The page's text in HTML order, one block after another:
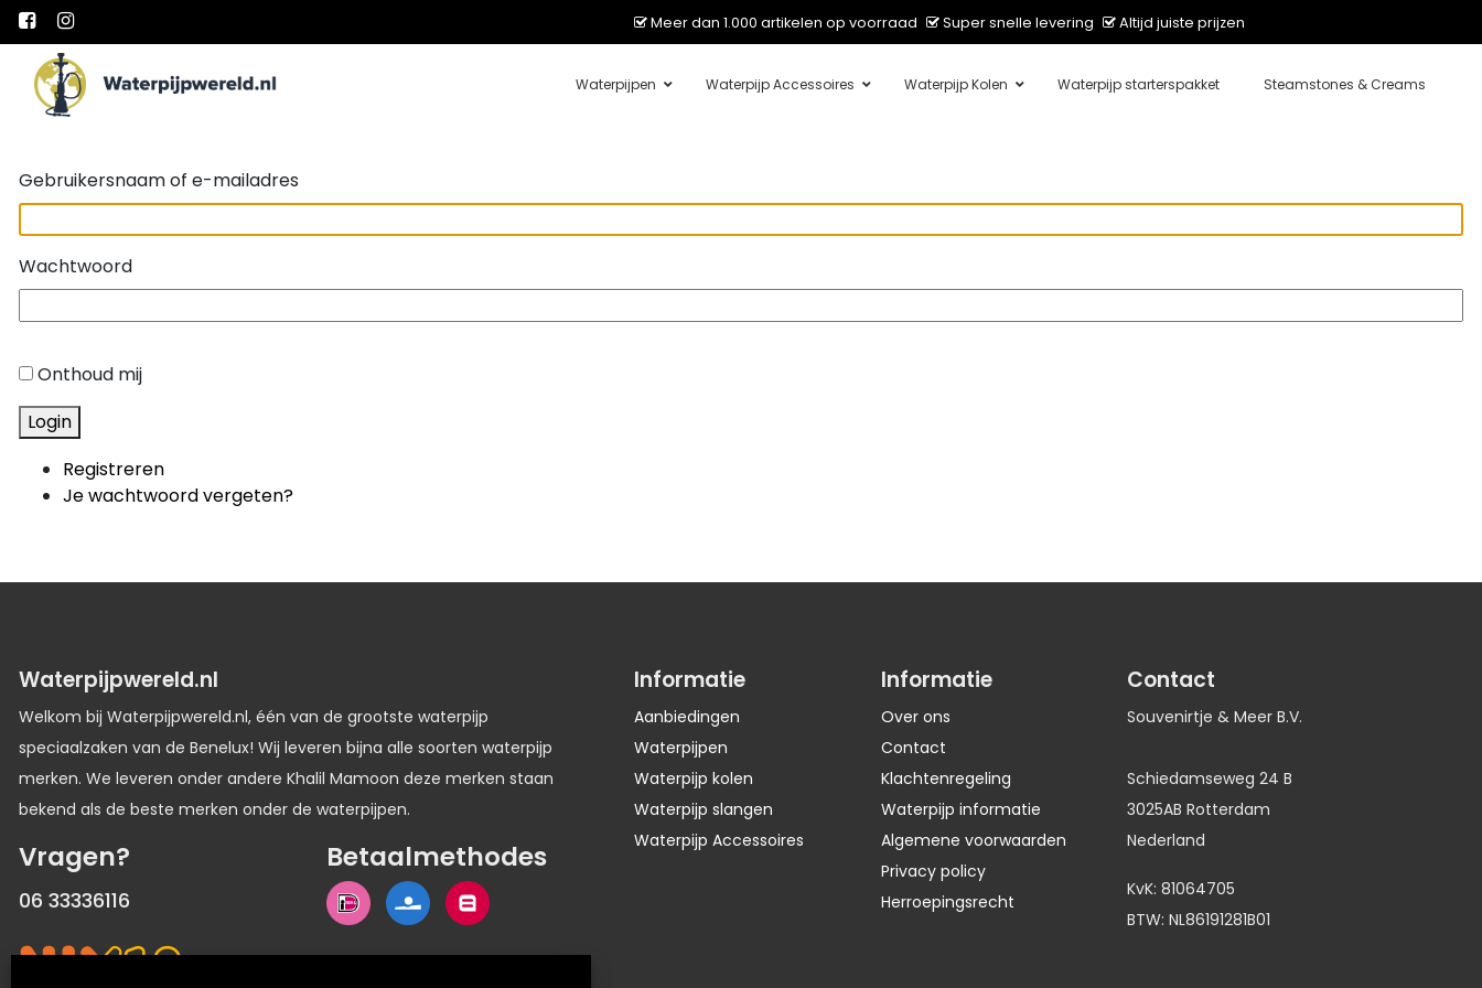
Meer dan 1.000 artikelen op voorraad Super snelle levering Altijd juiste prijzen
Main Navigation Waterpijpen Waterpijp Accessoires Waterpijp Kolen Waterpijp starterspakket Steamstones & Creams
Gebruikersnaam of e-mailadres
Wachtwoord
Onthoud mij
Login
Registreren
Je wachtwoord vergeten?
Waterpijpwereld.nl
Welkom bij Waterpijpwereld.nl, één van de grootste waterpijp
speciaalzaken van de Benelux! Wij leveren bijna alle soorten waterpijp
merken. We leveren onder andere Khalil Mamoon deze merken staan
bekend als de beste merken onder de waterpijpen.
Vragen?
06 33336116
Betaalmethodes
Informatie
Aanbiedingen
Waterpijpen
Waterpijp kolen
Waterpijp slangen
Waterpijp Accessoires
Informatie
Over ons
Contact
Klachtenregeling
Waterpijp informatie
Algemene voorwaarden
Privacy policy
Herroepingsrecht
Contact
Souvenirtje & Meer B.V.
Schiedamseweg 24 B
3025AB Rotterdam
Nederland
KvK: 81064705
BTW: NL86191281B01